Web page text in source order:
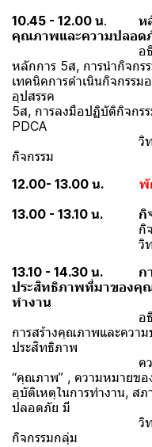
10.45 - 12.00 น. ห
คุณภาพและความปลอด
อธิบายถึงเครื่อ
หลักการ 5ส, การนำกิจกร
เทคนิคการดำเนินกิจกรร
อุปสรรค และวิธี
5ส, การลงมือปฏิบัติกิจกร
PDCA
วิทยากรบรรย
กิจกรรม
12.00- 13.00 น.
พั
13.00 - 13.10 น.
กิ
กิจกรรมอ
วิทยากรทำ
13.10 - 14.30 น.
ก
ประสิทธิภาพที่มาของคุ
ทำงาน
อธิบายถึงการ
การสร้างคุณภาพและควา
ประสิทธิภาพ
ความหมายแล
“คุณภาพ” , ความหมายข
อุบัติเหตุในการทำงาน, ส
ปลอดภัย มี
วิทยากรบรรย
กิจกรรมกลุ่ม